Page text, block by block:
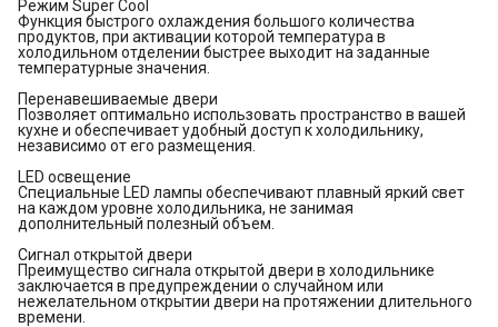
Режим Super Cool
Функция быстрого охлаждения большого количества
продуктов, при активации которой температура в
холодильном отделении быстрее выходит на заданные
температурные значения.
Перенавешиваемые двери
Позволяет оптимально использовать пространство в вашей
кухне и обеспечивает удобный доступ к холодильнику,
независимо от его размещения.
LED освещение
Специальные LED лампы обеспечивают плавный яркий свет
на каждом уровне холодильника, не занимая
дополнительный полезный объем.
Сигнал открытой двери
Преимущество сигнала открытой двери в холодильнике
заключается в предупреждении о случайном или
нежелательном открытии двери на протяжении длительного
времени.